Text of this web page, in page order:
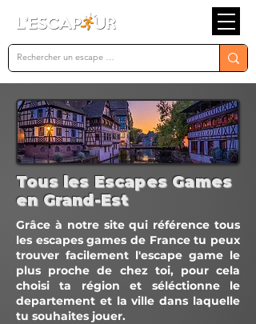
Tous les Escapes Games
en Grand-Est
Grâce à notre site qui référence tous
les escapes games de France tu peux
trouver facilement l'escape game le
plus proche de chez toi, pour cela
choisi ta région et séléctionne le
departement et la ville dans laquelle
tu souhaites jouer.